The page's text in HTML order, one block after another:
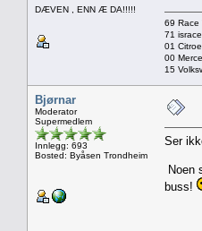
DÆVEN , ENN Æ DA!!!!!
69 Race
71
01
00
15
Bjørnar
Moderator
Supermedlem
Innlegg: 693
Bosted: Byåsen Trondheim
Ser
Noen
buss!